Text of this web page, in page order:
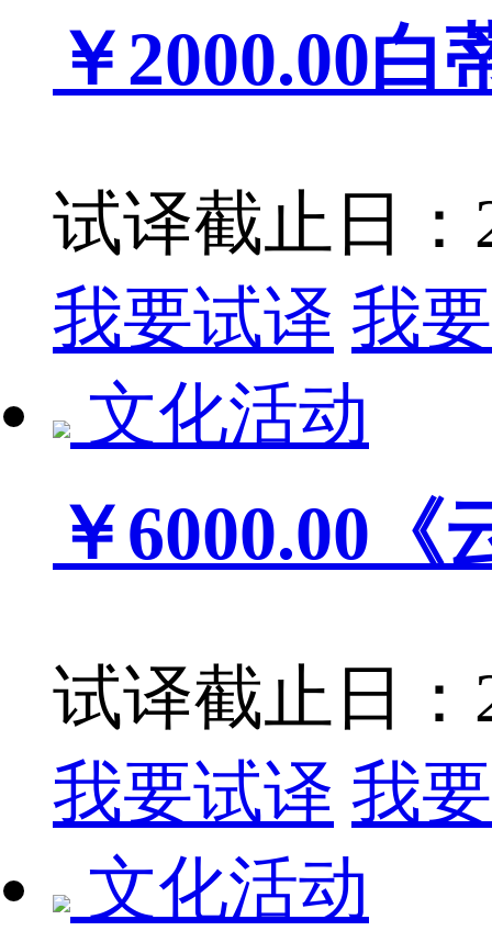
￥2000.00白
试译截止日：
我要试译 我
文化活动
￥6000.00
试译截止日：
我要试译 我
文化活动